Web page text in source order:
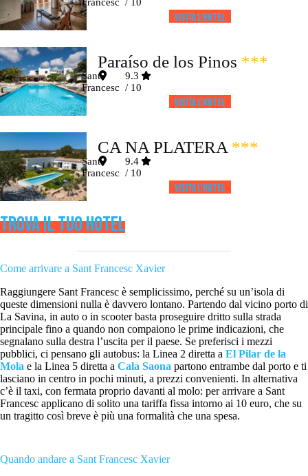
Visita l’HOTEL
Paraíso de los Pinos ***
Sant
Francesc
9.3
/ 10
Visita l’HOTEL
CA NA PLATERA ***
Sant
Francesc
9.4
/ 10
Visita l’HOTEL
TROVA IL TUO HOTEL
Come arrivare a Sant Francesc Xavier
Raggiungere Sant Francesc è semplicissimo, perché su un’isola di
queste dimensioni nulla è davvero lontano. Partendo dal vicino porto di
La Savina, in auto o in scooter basta proseguire dritto sulla strada
principale fino a quando non compaiono le prime indicazioni, che
segnalano sulla destra l’uscita per il paese. Se preferisci i mezzi
pubblici, ci pensano gli autobus: la Linea 2 diretta a El Pilar de la
Mola e la Linea 5 diretta a Cala Saona partono entrambe dal porto e ti
lasciano in centro in pochi minuti, a prezzi convenienti. In alternativa
c’è il taxi, con fermata proprio davanti al molo: per arrivare a Sant
Francesc applicano di solito una tariffa fissa intorno ai 10 euro, che su
un tragitto così breve è più una formalità che una spesa.
Quando andare a Sant Francesc Xavier